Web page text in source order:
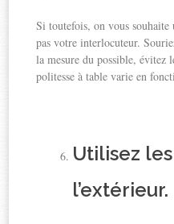
Si toutefois, on vous
pas votre interlocuteur.
la mesure du possible, évitez
politesse à table varie en
Utilisez
l’extérieur.